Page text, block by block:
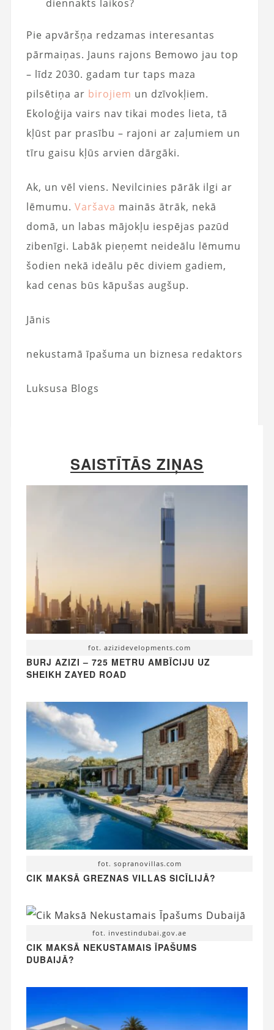
diennakts laikos?
Pie apvāršņa redzamas interesantas
pārmaiņas. Jauns rajons Bemowo jau top
– līdz 2030. gadam tur taps maza
pilsētiņa ar birojiem un dzīvokļiem.
Ekoloģija vairs nav tikai modes lieta, tā
kļūst par prasību – rajoni ar zaļumiem un
tīru gaisu kļūs arvien dārgāki.
Ak, un vēl viens. Nevilcinies pārāk ilgi ar
lēmumu. Varšava mainās ātrāk, nekā
domā, un labas mājokļu iespējas pazūd
zibenīgi. Labāk pieņemt neideālu lēmumu
šodien nekā ideālu pēc diviem gadiem,
kad cenas būs kāpušas augšup.
Jānis
nekustamā īpašuma un biznesa redaktors
Luksusa Blogs
SAISTĪTĀS ZIŅAS
fot. azizidevelopments.com
BURJ AZIZI – 725 METRU AMBĪCIJU UZ
SHEIKH ZAYED ROAD
fot. sopranovillas.com
CIK MAKSĀ GREZNAS VILLAS SICĪLIJĀ?
fot. investindubai.gov.ae
CIK MAKSĀ NEKUSTAMAIS ĪPAŠUMS
DUBAIJĀ?